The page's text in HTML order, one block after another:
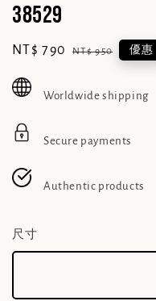
38529
Sale
NT$ 790 Regular
NT$ 950 優惠
Worldwide shipping
Secure payments
Authentic products
尺寸